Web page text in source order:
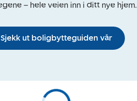
– hele veien inn i ditt nye hjem.
Sjekk ut boligbytteguiden vår